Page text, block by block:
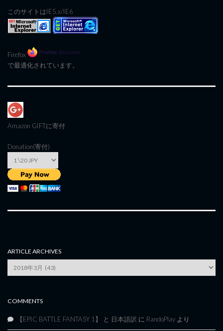
このサイトはIE5.x/IE6
Firefox
で最適化されています。
Amazon GIFTに寄付
Donation(寄付)
ARTICLE ARCHIVES
Archives
COMMENTS
【EPIC BATTLE FANTASY 1】 と 日本語訳 に RandoPlay より